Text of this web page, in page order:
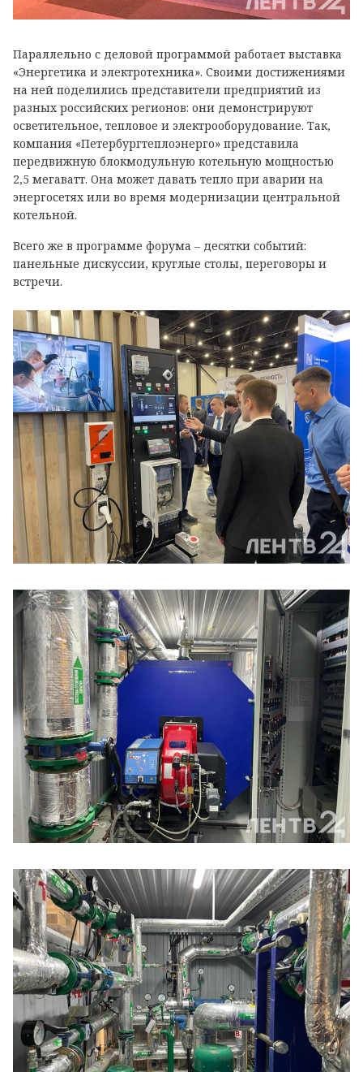
Параллельно с деловой программой работает выставка
«Энергетика и электротехника». Своими достижениями
на ней поделились представители предприятий из
разных российских регионов: они демонстрируют
осветительное, тепловое и электрооборудование. Так,
компания «Петербургтеплоэнерго» представила
передвижную блокмодульную котельную мощностью
2,5 мегаватт. Она может давать тепло при аварии на
энергосетях или во время модернизации центральной
котельной.
Всего же в программе форума – десятки событий:
панельные дискуссии, круглые столы, переговоры и
встречи.